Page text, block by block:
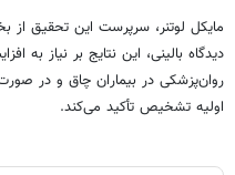
مایکل لوتنر، سرپرست این تحقیق
دیدگاه بالینی، این نتایج بر نیاز
روان‌پزشکی در بیماران چاق و در
اولیه تشخیص تأکید می‌کند.